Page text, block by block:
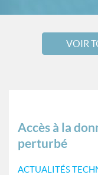
VOIR
Accès à la
perturbé
ACTUALITÉS